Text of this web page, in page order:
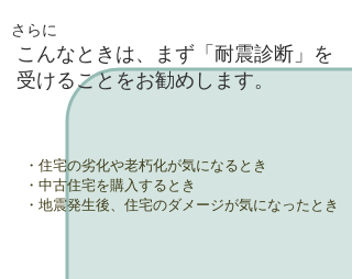
さらに
こんなときは、まず「耐震診断」を
受けることをお勧めします。
・住宅の劣化や老朽化が気になるとき
・中古住宅を購入するとき
・地震発生後、住宅のダメージが気になったとき